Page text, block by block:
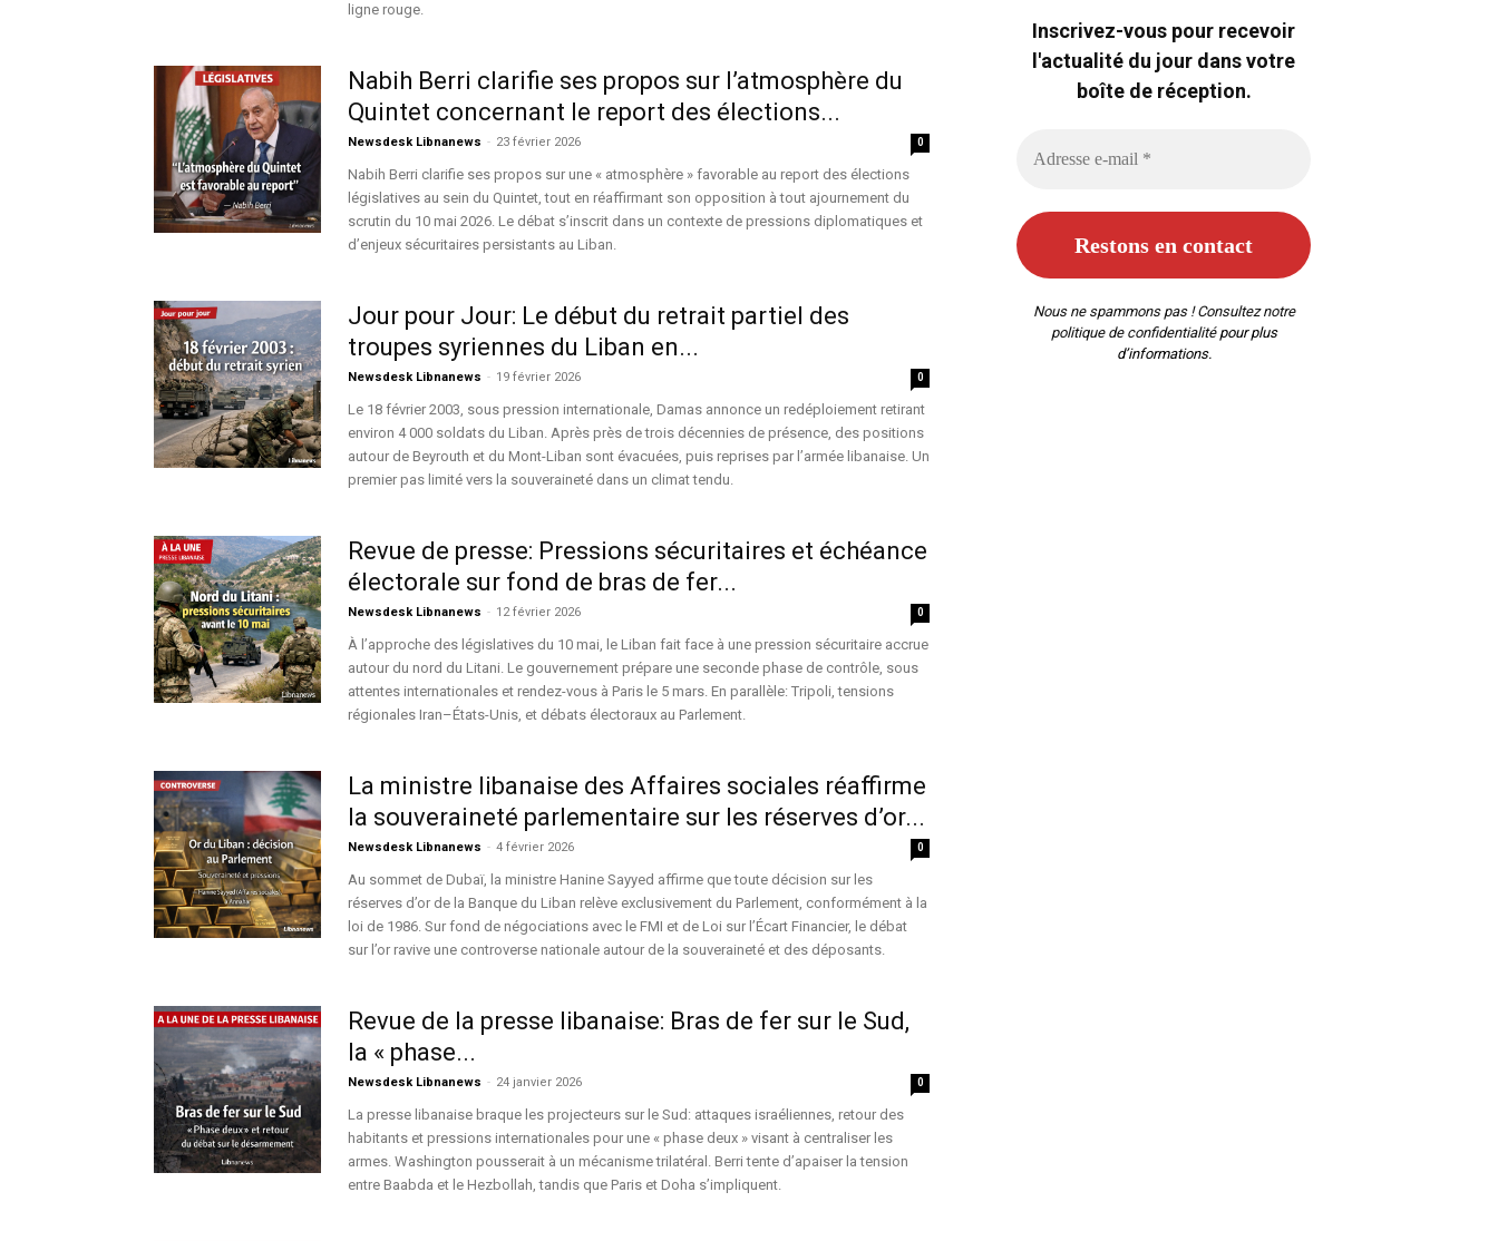
ligne rouge.
Nabih Berri clarifie ses propos sur l’atmosphère du
Quintet concernant le report des élections...
Newsdesk Libnanews - 23 février 2026 0
Nabih Berri clarifie ses propos sur une « atmosphère » favorable au report des élections
législatives au sein du Quintet, tout en réaffirmant son opposition à tout ajournement du
scrutin du 10 mai 2026. Le débat s’inscrit dans un contexte de pressions diplomatiques et
d’enjeux sécuritaires persistants au Liban.
Jour pour Jour: Le début du retrait partiel des
troupes syriennes du Liban en...
Newsdesk Libnanews - 19 février 2026 0
Le 18 février 2003, sous pression internationale, Damas annonce un redéploiement retirant
environ 4 000 soldats du Liban. Après près de trois décennies de présence, des positions
autour de Beyrouth et du Mont-Liban sont évacuées, puis reprises par l’armée libanaise. Un
premier pas limité vers la souveraineté dans un climat tendu.
Revue de presse: Pressions sécuritaires et échéance
électorale sur fond de bras de fer...
Newsdesk Libnanews - 12 février 2026 0
À l’approche des législatives du 10 mai, le Liban fait face à une pression sécuritaire accrue
autour du nord du Litani. Le gouvernement prépare une seconde phase de contrôle, sous
attentes internationales et rendez-vous à Paris le 5 mars. En parallèle: Tripoli, tensions
régionales Iran–États-Unis, et débats électoraux au Parlement.
La ministre libanaise des Affaires sociales réaffirme
la souveraineté parlementaire sur les réserves d’or...
Newsdesk Libnanews - 4 février 2026 0
Au sommet de Dubaï, la ministre Hanine Sayyed affirme que toute décision sur les
réserves d’or de la Banque du Liban relève exclusivement du Parlement, conformément à la
loi de 1986. Sur fond de négociations avec le FMI et de Loi sur l’Écart Financier, le débat
sur l’or ravive une controverse nationale autour de la souveraineté et des déposants.
Revue de la presse libanaise: Bras de fer sur le Sud,
la « phase...
Newsdesk Libnanews - 24 janvier 2026 0
La presse libanaise braque les projecteurs sur le Sud: attaques israéliennes, retour des
habitants et pressions internationales pour une « phase deux » visant à centraliser les
armes. Washington pousserait à un mécanisme trilatéral. Berri tente d’apaiser la tension
entre Baabda et le Hezbollah, tandis que Paris et Doha s’impliquent.
Inscrivez-vous pour recevoir
l'actualité du jour dans votre
boîte de réception.
Nous ne spammons pas ! Consultez notre
politique de confidentialitépour plus
d’informations.